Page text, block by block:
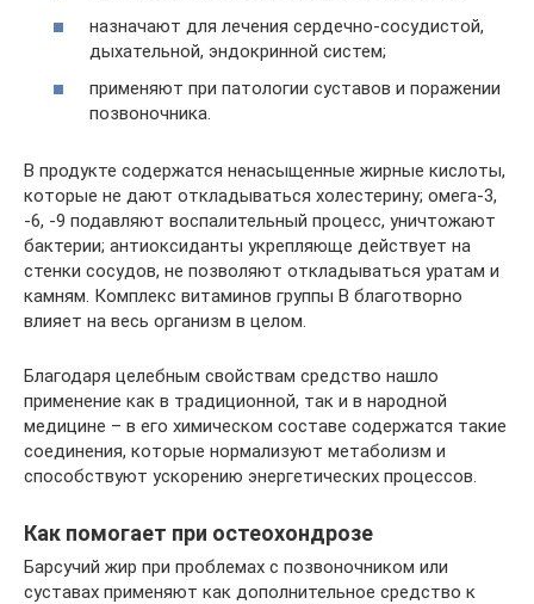
назначают для лечения сердечно-сосудистой,
дыхательной, эндокринной систем;
применяют при патологии суставов и поражении
позвоночника.
В продукте содержатся ненасыщенные жирные кислоты,
которые не дают откладываться холестерину; омега-3,
-6, -9 подавляют воспалительный процесс, уничтожают
бактерии; антиоксиданты укрепляюще действует на
стенки сосудов, не позволяют откладываться уратам и
камням. Комплекс витаминов группы В благотворно
влияет на весь организм в целом.
Благодаря целебным свойствам средство нашло
применение как в традиционной, так и в народной
медицине – в его химическом составе содержатся такие
соединения, которые нормализуют метаболизм и
способствуют ускорению энергетических процессов.
Как помогает при остеохондрозе
Барсучий жир при проблемах с позвоночником или
суставах применяют как дополнительное средство к